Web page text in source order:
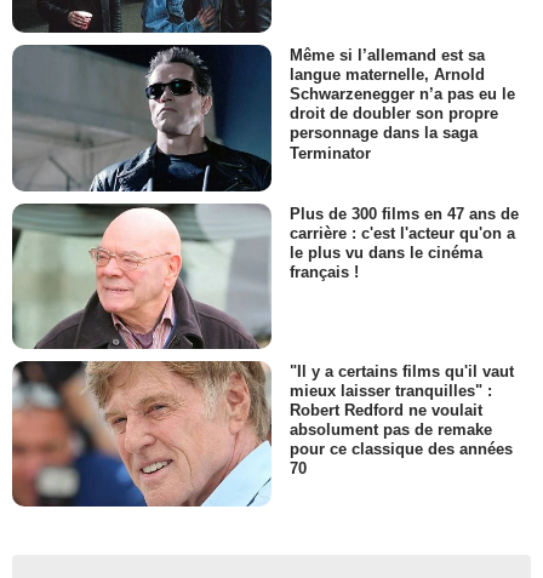
Même si l’allemand est sa
langue maternelle, Arnold
Schwarzenegger n’a pas eu le
droit de doubler son propre
personnage dans la saga
Terminator
Plus de 300 films en 47 ans de
carrière : c'est l'acteur qu'on a
le plus vu dans le cinéma
français !
"Il y a certains films qu'il vaut
mieux laisser tranquilles" :
Robert Redford ne voulait
absolument pas de remake
pour ce classique des années
70